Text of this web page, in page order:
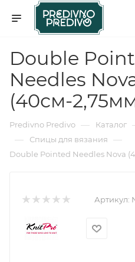
Double
Needles
(40см-
Predivno Predivo — Каталог
— Спицы для вязания —
Double Pointed Needles Nova
Артикул: